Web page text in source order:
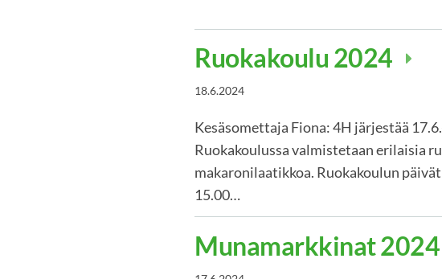
Ruokakoulu 2024
18.6.2024
Kesäsomettaja Fiona: 4H järjestää
Ruokakoulussa valmistetaan erilaisia
makaronilaatikkoa. Ruokakoulun
15.00…
Munamarkkinat 2024